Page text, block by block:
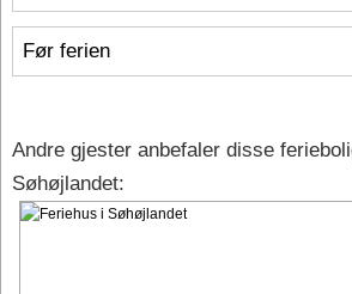
Før ferien
Andre gjester anbefaler disse
Søhøjlandet: